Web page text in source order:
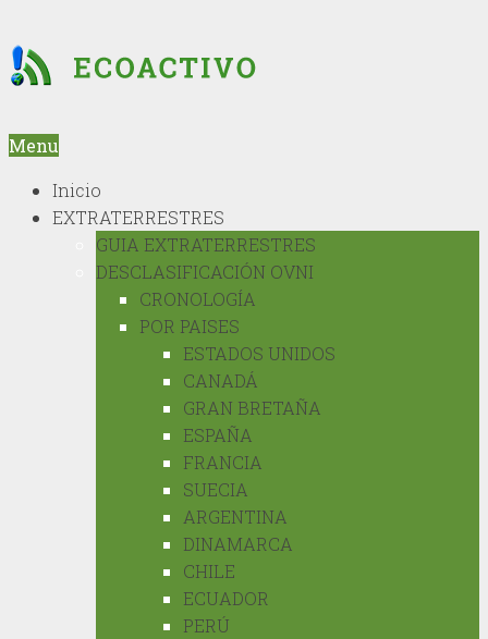
Menu
Inicio
EXTRATERRESTRES
GUIA EXTRATERRESTRES
DESCLASIFICACIÓN OVNI
CRONOLOGÍA
POR PAISES
ESTADOS UNIDOS
CANADÁ
GRAN BRETAÑA
ESPAÑA
FRANCIA
SUECIA
ARGENTINA
DINAMARCA
CHILE
ECUADOR
PERÚ